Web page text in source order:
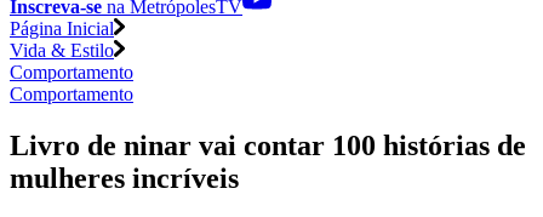
Inscreva-se na MetrópolesTV
Página Inicial
Vida & Estilo
Comportamento
Comportamento
Livro de ninar vai contar 100 histórias de
mulheres incríveis